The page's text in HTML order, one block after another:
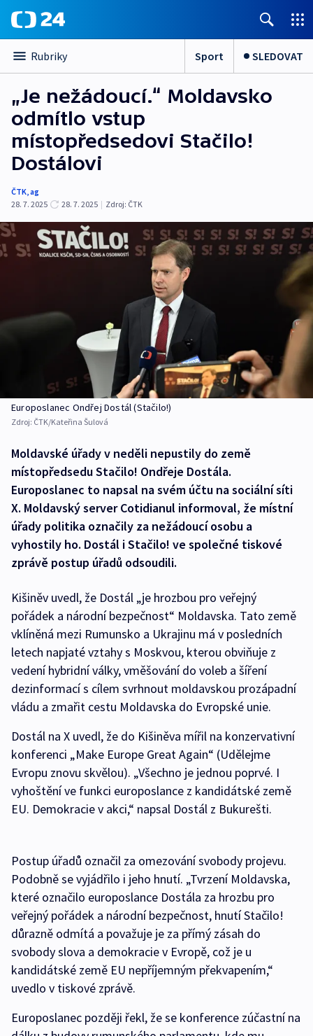
Rubriky Sport SLEDOVAT
„Je nežádoucí.“ Moldavsko
odmítlo vstup
místopředsedovi Stačilo!
Dostálovi
ČTK,ag
28. 7. 2025
28. 7. 2025 | Zdroj: ČTK
Europoslanec Ondřej Dostál (Stačilo!)
Zdroj: ČTK/Kateřina Šulová
Moldavské úřady v neděli nepustily do země
místopředsedu Stačilo! Ondřeje Dostála.
Europoslanec to napsal na svém účtu na sociální síti
X. Moldavský server Cotidianul informoval, že místní
úřady politika označily za nežádoucí osobu a
vyhostily ho. Dostál i Stačilo! ve společné tiskové
zprávě postup úřadů odsoudili.
Kišiněv uvedl, že Dostál „je hrozbou pro veřejný
pořádek a národní bezpečnost“ Moldavska. Tato země
vklíněná mezi Rumunsko a Ukrajinu má v posledních
letech napjaté vztahy s Moskvou, kterou obviňuje z
vedení hybridní války, vměšování do voleb a šíření
dezinformací s cílem svrhnout moldavskou prozápadní
vládu a zmařit cestu Moldavska do Evropské unie.
Dostál na X uvedl, že do Kišiněva mířil na konzervativní
konferenci „Make Europe Great Again“ (Udělejme
Evropu znovu skvělou). „Všechno je jednou poprvé. I
vyhoštění ve funkci europoslance z kandidátské země
EU. Demokracie v akci,“ napsal Dostál z Bukurešti.
Postup úřadů označil za omezování svobody projevu.
Podobně se vyjádřilo i jeho hnutí. „Tvrzení Moldavska,
které označilo europoslance Dostála za hrozbu pro
veřejný pořádek a národní bezpečnost, hnutí Stačilo!
důrazně odmítá a považuje je za přímý zásah do
svobody slova a demokracie v Evropě, což je u
kandidátské země EU nepříjemným překvapením,“
uvedlo v tiskové zprávě.
Europoslanec později řekl, že se konference zúčastní na